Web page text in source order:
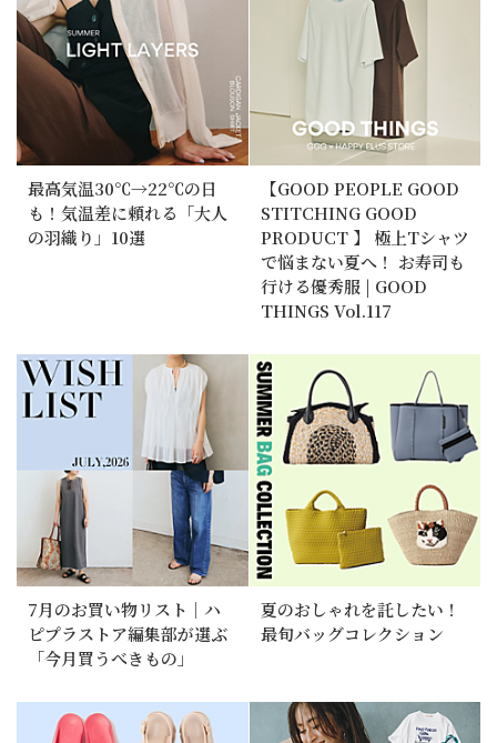
最高気温30℃→22℃の日
も！気温差に頼れる「大人
の羽織り」10選
【GOOD PEOPLE GOOD
STITCHING GOOD
PRODUCT 】 極上Tシャツ
で悩まない夏へ！ お寿司も
行ける優秀服 | GOOD
THINGS Vol.117
7月のお買い物リスト｜ハ
ピプラストア編集部が選ぶ
「今月買うべきもの」
夏のおしゃれを託したい！
最旬バッグコレクション